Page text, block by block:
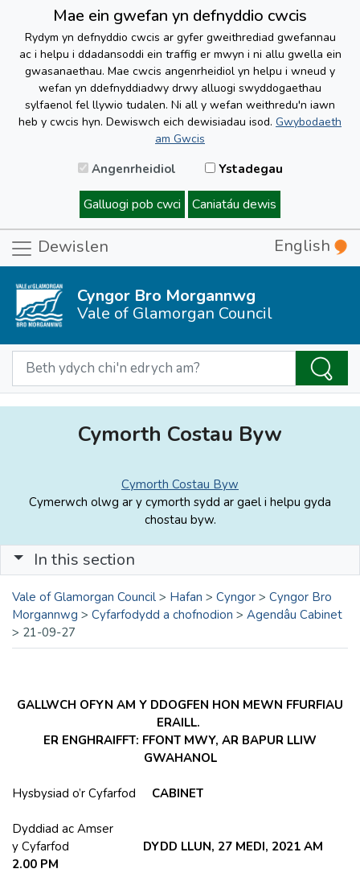
Mae ein gwefan yn defnyddio cwcis
Rydym yn defnyddio cwcis ar gyfer gweithrediad gwefannau
ac i helpu i ddadansoddi ein traffig er mwyn i ni allu gwella ein
gwasanaethau. Mae cwcis angenrheidiol yn helpu i wneud y
wefan yn ddefnyddiadwy drwy alluogi swyddogaethau
sylfaenol fel llywio tudalen. Ni all y wefan weithredu'n iawn
heb y cwcis hyn. Dewiswch eich dewisiadau isod. Gwybodaeth
am Gwcis
Angenrheidiol Ystadegau
Galluogi pob cwci Caniatáu dewis
Dewislen English
Cyngor Bro Morgannwg
Vale of Glamorgan Council
Cymorth Costau Byw
Cymorth Costau Byw
Cymerwch olwg ar y cymorth sydd ar gael i helpu gyda
chostau byw.
In this section
Vale of Glamorgan Council > Hafan > Cyngor > Cyngor Bro
Morgannwg > Cyfarfodydd a chofnodion > Agendâu Cabinet
> 21-09-27
GALLWCH OFYN AM Y DDOGFEN HON MEWN FFURFIAU
ERAILL.
ER ENGHRAIFFT: FFONT MWY, AR BAPUR LLIW
GWAHANOL
Hysbysiad o’r Cyfarfod CABINET
Dyddiad ac Amser
y Cyfarfod
DYDD LLUN, 27 MEDI, 2021 AM
2.00 PM